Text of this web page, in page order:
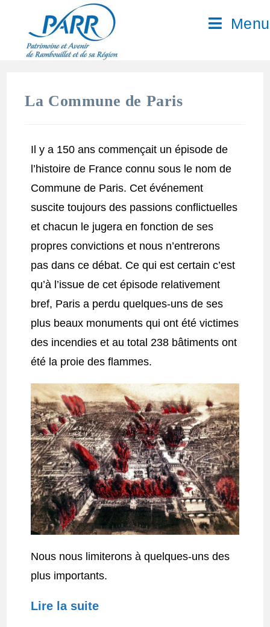
Menu
La Commune de Paris
Il y a 150 ans commençait un épisode de
l’histoire de France connu sous le nom de
Commune de Paris. Cet événement
suscite toujours des passions conflictuelles
et chacun le jugera en fonction de ses
propres convictions et nous n’entrerons
pas dans ce débat. Ce qui est certain c’est
qu’à l’issue de cet épisode relativement
bref, Paris a perdu quelques-uns de ses
plus beaux monuments qui ont été victimes
des incendies et au total 238 bâtiments ont
été la proie des flammes.
Nous nous limiterons à quelques-uns des
plus importants.
Lire la suite